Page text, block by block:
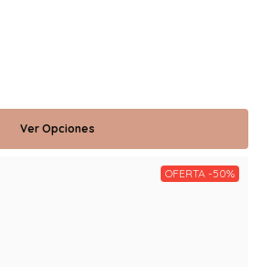
Ver Opciones
OFERTA -50%